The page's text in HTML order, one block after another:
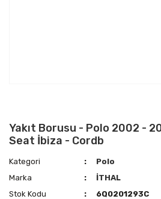
Yakıt Borusu - Polo 2002 -
Seat İbiza - Cordb
Kategori
Polo
Marka
İTHAL
Stok Kodu
6Q0201293C